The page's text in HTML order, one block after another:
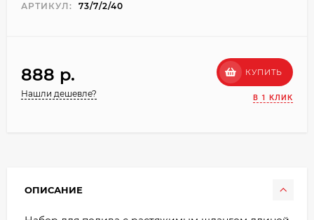
АРТИКУЛ: 73/7/2/40
888 p.
Нашли дешевле?
КУПИТЬ
В 1 КЛИК
ОПИСАНИЕ